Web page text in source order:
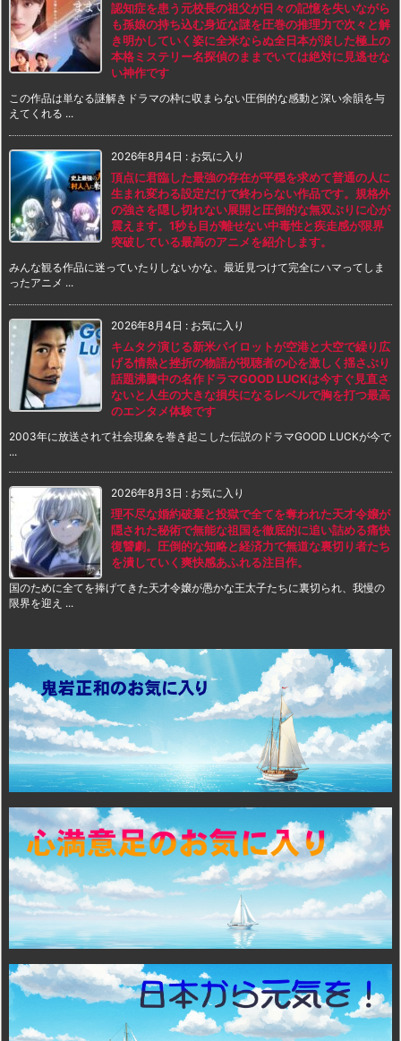
認知症を患う元校長の祖父が日々の記憶を失いながら
も孫娘の持ち込む身近な謎を圧巻の推理力で次々と解
き明かしていく姿に全米ならぬ全日本が涙した極上の
本格ミステリー名探偵のままでいては絶対に見逃せな
い神作です
この作品は単なる謎解きドラマの枠に収まらない圧倒的な感動と深い余韻を与
えてくれる ...
2026年8月4日 : お気に入り
頂点に君臨した最強の存在が平穏を求めて普通の人に
生まれ変わる設定だけで終わらない作品です。規格外
の強さを隠し切れない展開と圧倒的な無双ぶりに心が
震えます。1秒も目が離せない中毒性と疾走感が限界
突破している最高のアニメを紹介します。
みんな観る作品に迷っていたりしないかな。最近見つけて完全にハマってしま
ったアニメ ...
2026年8月4日 : お気に入り
キムタク演じる新米パイロットが空港と大空で繰り広
げる情熱と挫折の物語が視聴者の心を激しく揺さぶり
話題沸騰中の名作ドラマGOOD LUCKは今すぐ見直さ
ないと人生の大きな損失になるレベルで胸を打つ最高
のエンタメ体験です
2003年に放送されて社会現象を巻き起こした伝説のドラマGOOD LUCKが今で
...
2026年8月3日 : お気に入り
理不尽な婚約破棄と投獄で全てを奪われた天才令嬢が
隠された秘術で無能な祖国を徹底的に追い詰める痛快
復讐劇。圧倒的な知略と経済力で無道な裏切り者たち
を潰していく爽快感あふれる注目作。
国のために全てを捧げてきた天才令嬢が愚かな王太子たちに裏切られ、我慢の
限界を迎え ...